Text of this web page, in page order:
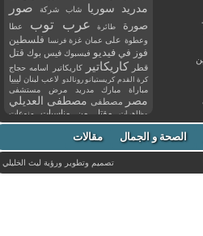
مدريد
سوريا شاب شركة صور
صورة طائرة عرب توب
عطا
وعطوة على عمان غزة فرنسا فلسطين
فوز في فيديو فيسبوك فيس بوك قتل
قطر كاريكاتير كاريكاتير اسامه حجاج
كرة القدم كريستيانو رونالدو لاعب لبنان ليبيا
مباراة مبارك مدريد مرض مستشفى
مصر مصطفى مصطفى العديلي
مظاهرات مقتل من مناسبات
منوعات
مواليد
موت ميسي ميلان نادي نشر
وفاة وفيات يوتيوب الصحة و الجمال مقالات
تصميم وتطوير ورؤيةليث الخليلي